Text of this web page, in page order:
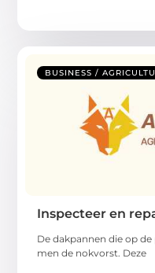
BUSINESS /
Inspecteer en
De dakpannen die op
men de nokvorst. Deze